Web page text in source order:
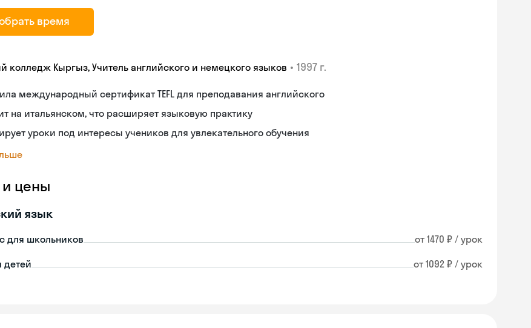
время
колледж Кыргыз, Учитель английского и немецкого языков • 1997 г.
международный сертификат TEFL для преподавания английского
на итальянском, что расширяет языковую практику
уроки под интересы учеников для увлекательного обучения
и цены
язык
для школьников от 1470 ₽ / урок
детей от 1092 ₽ / урок